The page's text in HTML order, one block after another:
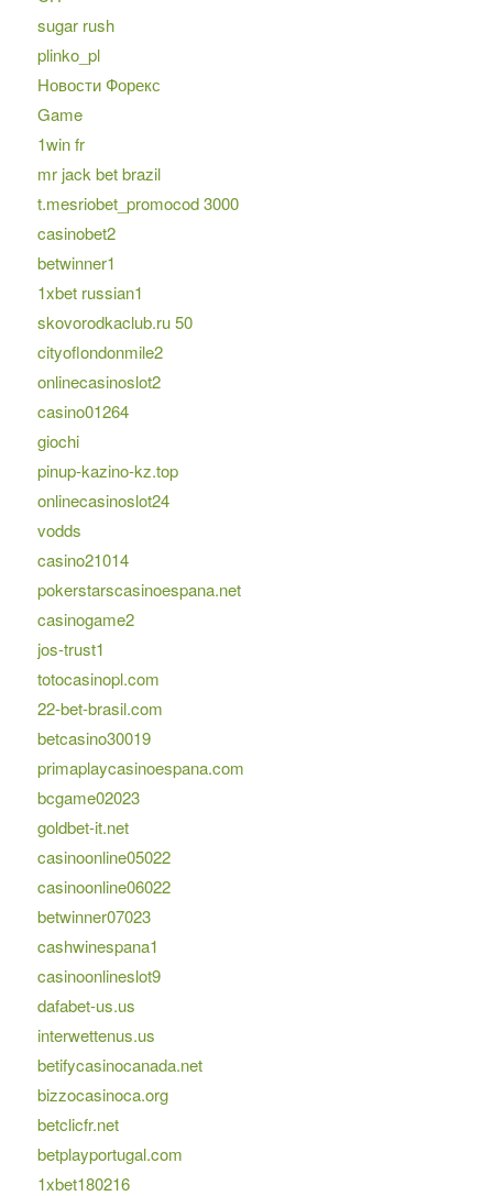
sugar rush
plinko_pl
Новости Форекс
Game
1win fr
mr jack bet brazil
t.mesriobet_promocod 3000
casinobet2
betwinner1
1xbet russian1
skovorodkaclub.ru 50
cityoflondonmile2
onlinecasinoslot2
casino01264
giochi
pinup-kazino-kz.top
onlinecasinoslot24
vodds
casino21014
pokerstarscasinoespana.net
casinogame2
jos-trust1
totocasinopl.com
22-bet-brasil.com
betcasino30019
primaplaycasinoespana.com
bcgame02023
goldbet-it.net
casinoonline05022
casinoonline06022
betwinner07023
cashwinespana1
casinoonlineslot9
dafabet-us.us
interwettenus.us
betifycasinocanada.net
bizzocasinoca.org
betclicfr.net
betplayportugal.com
1xbet180216